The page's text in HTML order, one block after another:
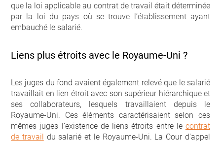
que la loi applicable au contrat de travail était déterminée
par la loi du pays où se trouve l’établissement ayant
embauché le salarié.
Liens plus étroits avec le Royaume-Uni ?
Les juges du fond avaient également relevé que le salarié
travaillait en lien étroit avec son supérieur hiérarchique et
ses collaborateurs, lesquels travaillaient depuis le
Royaume-Uni. Ces éléments caractérisaient selon ces
mêmes juges l’existence de liens étroits entre le contrat
de travail du salarié et le Royaume-Uni. La Cour d’appel